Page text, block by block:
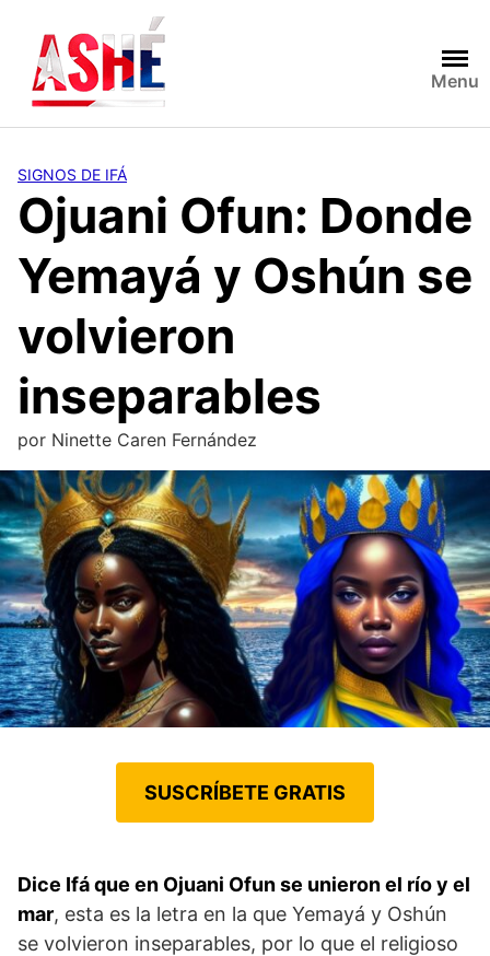
contenido
Menu
SIGNOS DE IFÁ
Ojuani Ofun: Donde
Yemayá y Oshún se
volvieron
inseparables
por Ninette Caren Fernández
SUSCRÍBETE GRATIS
Dice Ifá que en Ojuani Ofun se unieron el río y el
mar, esta es la letra en la que Yemayá y Oshún
se volvieron inseparables, por lo que el religioso